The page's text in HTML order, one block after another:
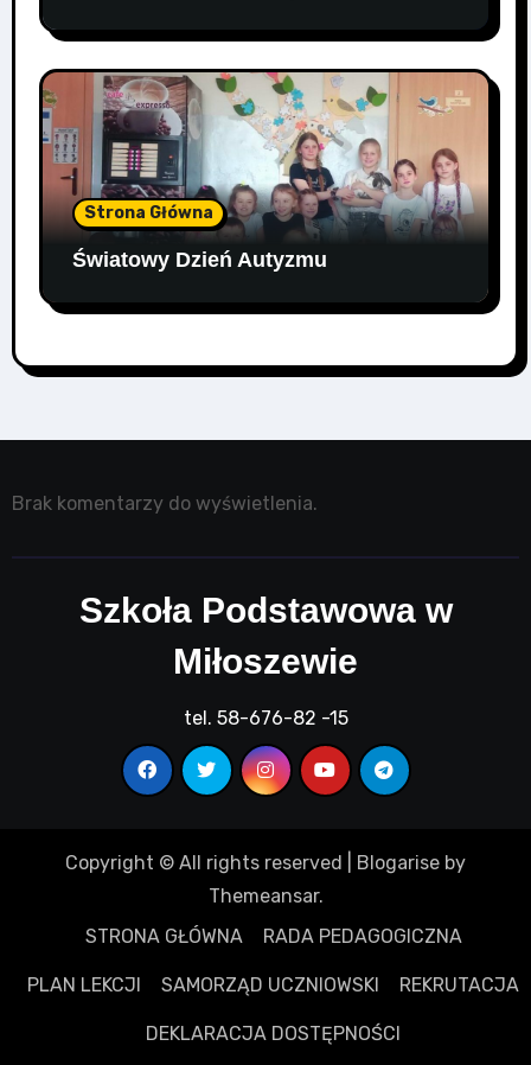
Strona Główna
Światowy Dzień Autyzmu
Brak komentarzy do wyświetlenia.
Szkoła Podstawowa w
Miłoszewie
tel. 58-676-82 -15
Copyright © All rights reserved Blogarise by
Themeansar.
STRONA GŁÓWNA
RADA PEDAGOGICZNA
PLAN LEKCJI SAMORZĄD UCZNIOWSKI REKRUTACJA
DEKLARACJA DOSTĘPNOŚCI